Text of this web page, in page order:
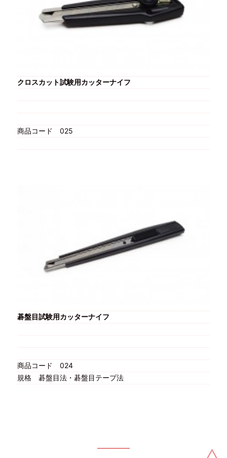
クロスカット試験用カッターナイフ
商品コード 025
碁盤目試験用カッターナイフ
商品コード
024
規格
碁盤目法・碁盤目テープ法